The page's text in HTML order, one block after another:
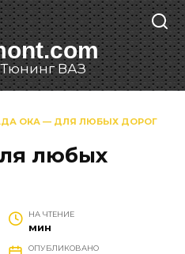
ВАЗ
ОКА — ДЛЯ ЛЮБЫХ ДОРОГ
любых
НА ЧТЕНИЕ
мин
ОПУБЛИКОВАНО